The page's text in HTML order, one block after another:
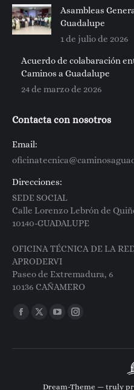
Asambleas
Guadalupe
1 de julio de 2026
Acuerdo de colabaración
Caminos a Guadalupe
24 de marzo de 2026
Contacta con nosotros
Email:
Direcciones:
SEDE SOCIAL
Calle Lorenzo Lebrón de
10140-GUADALUPE
OFICINA TÉCNICA DE LA
APRODERVI
Paseo de Extremadura, 6
10136 CAÑAMERO
Encuéntranos en:
Facebook
opens
X
opens
new
YouTube
opens
new
Instagram
opens
new
Dream-Theme — truly